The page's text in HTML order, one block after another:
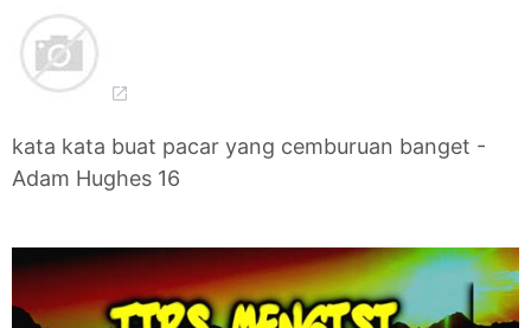
kata kata buat pacar yang cemburuan banget -
Adam Hughes 16